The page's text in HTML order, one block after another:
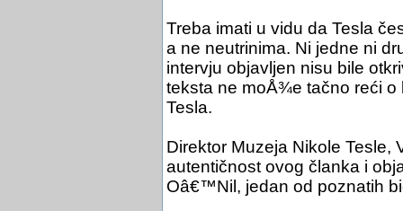
Treba imati u vidu da Tesla
a ne neutrinima. Ni jedne ni
intervju objavljen nisu bile
teksta ne moÅ¾e tačno reći o
Tesla.
Direktor Muzeja Nikole Tesle,
autentičnost ovog članka i
Oâ€™Nil, jedan od poznatih